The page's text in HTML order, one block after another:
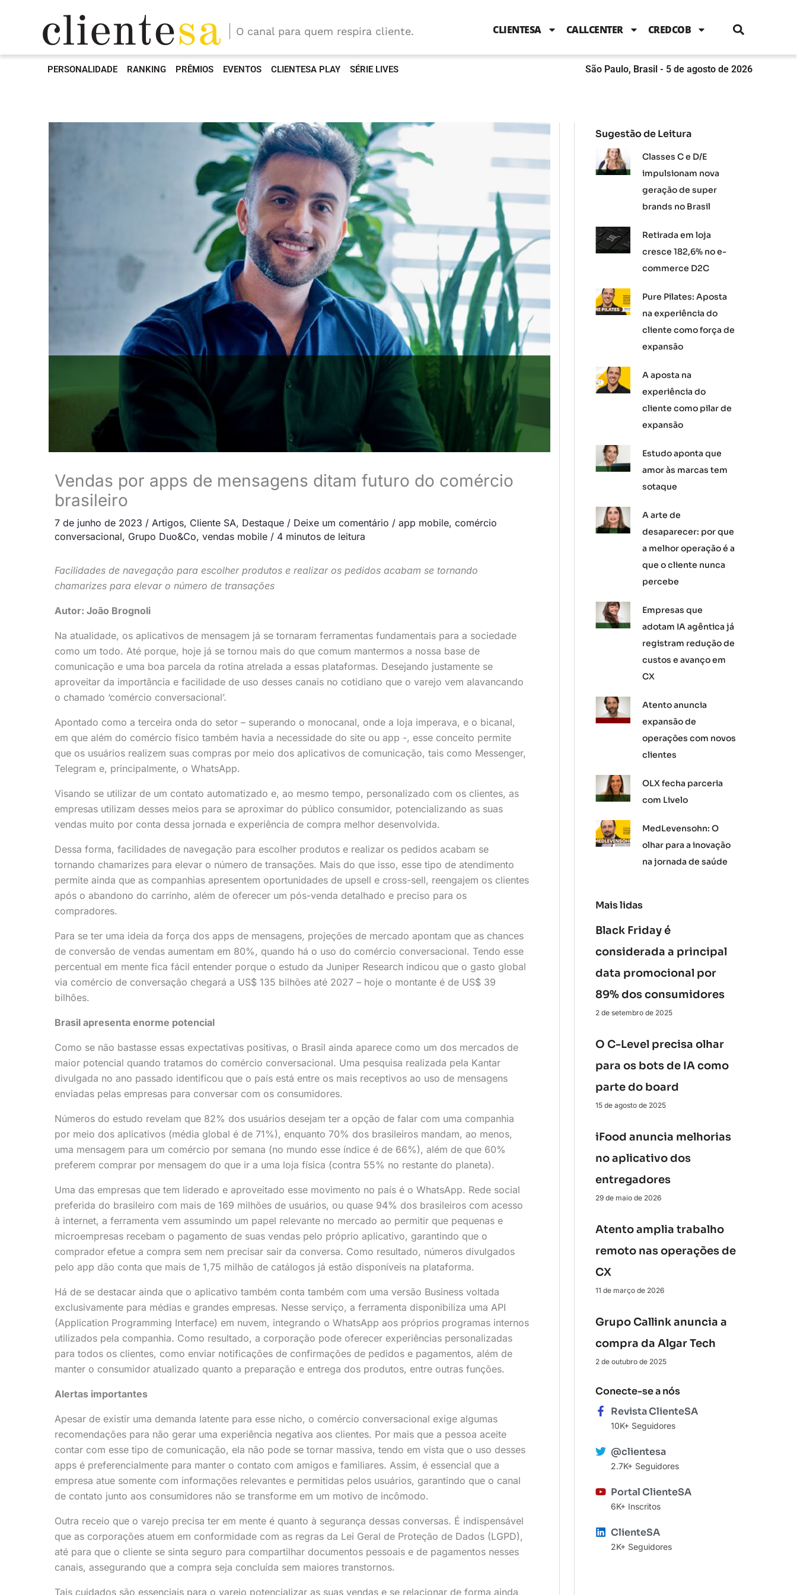
b
o
k
t
e
b
n
g
a
m
O canal para quem respira cliente. CLIENTESA CALLCENTER CREDCOB
PERSONALIDADE RANKING PRÊMIOS EVENTOS CLIENTESA PLAY SÉRIE LIVES São Paulo, Brasil - 5 de agosto de 2026
Vendas por apps de mensagens ditam futuro do comércio
brasileiro
7 de junho de 2023 / Artigos, Cliente SA, Destaque / Deixe um comentário / app mobile, comércio
conversacional, Grupo Duo&Co, vendas mobile / 4 minutos de leitura
Facilidades de navegação para escolher produtos e realizar os pedidos acabam se tornando
chamarizes para elevar o número de transações
Autor: João Brognoli
Na atualidade, os aplicativos de mensagem já se tornaram ferramentas fundamentais para a sociedade
como um todo. Até porque, hoje já se tornou mais do que comum mantermos a nossa base de
comunicação e uma boa parcela da rotina atrelada a essas plataformas. Desejando justamente se
aproveitar da importância e facilidade de uso desses canais no cotidiano que o varejo vem alavancando
o chamado ‘comércio conversacional’.
Apontado como a terceira onda do setor – superando o monocanal, onde a loja imperava, e o bicanal,
em que além do comércio físico também havia a necessidade do site ou app -, esse conceito permite
que os usuários realizem suas compras por meio dos aplicativos de comunicação, tais como Messenger,
Telegram e, principalmente, o WhatsApp.
Visando se utilizar de um contato automatizado e, ao mesmo tempo, personalizado com os clientes, as
empresas utilizam desses meios para se aproximar do público consumidor, potencializando as suas
vendas muito por conta dessa jornada e experiência de compra melhor desenvolvida.
Dessa forma, facilidades de navegação para escolher produtos e realizar os pedidos acabam se
tornando chamarizes para elevar o número de transações. Mais do que isso, esse tipo de atendimento
permite ainda que as companhias apresentem oportunidades de upsell e cross-sell, reengajem os clientes
após o abandono do carrinho, além de oferecer um pós-venda detalhado e preciso para os
compradores.
Para se ter uma ideia da força dos apps de mensagens, projeções de mercado apontam que as chances
de conversão de vendas aumentam em 80%, quando há o uso do comércio conversacional. Tendo esse
percentual em mente fica fácil entender porque o estudo da Juniper Research indicou que o gasto global
via comércio de conversação chegará a US$ 135 bilhões até 2027 – hoje o montante é de US$ 39
bilhões.
Brasil apresenta enorme potencial
Como se não bastasse essas expectativas positivas, o Brasil ainda aparece como um dos mercados de
maior potencial quando tratamos do comércio conversacional. Uma pesquisa realizada pela Kantar
divulgada no ano passado identificou que o país está entre os mais receptivos ao uso de mensagens
enviadas pelas empresas para conversar com os consumidores.
Números do estudo revelam que 82% dos usuários desejam ter a opção de falar com uma companhia
por meio dos aplicativos (média global é de 71%), enquanto 70% dos brasileiros mandam, ao menos,
uma mensagem para um comércio por semana (no mundo esse índice é de 66%), além de que 60%
preferem comprar por mensagem do que ir a uma loja física (contra 55% no restante do planeta).
Uma das empresas que tem liderado e aproveitado esse movimento no país é o WhatsApp. Rede social
preferida do brasileiro com mais de 169 milhões de usuários, ou quase 94% dos brasileiros com acesso
à internet, a ferramenta vem assumindo um papel relevante no mercado ao permitir que pequenas e
microempresas recebam o pagamento de suas vendas pelo próprio aplicativo, garantindo que o
comprador efetue a compra sem nem precisar sair da conversa. Como resultado, números divulgados
pelo app dão conta que mais de 1,75 milhão de catálogos já estão disponíveis na plataforma.
Há de se destacar ainda que o aplicativo também conta também com uma versão Business voltada
exclusivamente para médias e grandes empresas. Nesse serviço, a ferramenta disponibiliza uma API
(Application Programming Interface) em nuvem, integrando o WhatsApp aos próprios programas internos
utilizados pela companhia. Como resultado, a corporação pode oferecer experiências personalizadas
para todos os clientes, como enviar notificações de confirmações de pedidos e pagamentos, além de
manter o consumidor atualizado quanto a preparação e entrega dos produtos, entre outras funções.
Alertas importantes
Apesar de existir uma demanda latente para esse nicho, o comércio conversacional exige algumas
recomendações para não gerar uma experiência negativa aos clientes. Por mais que a pessoa aceite
contar com esse tipo de comunicação, ela não pode se tornar massiva, tendo em vista que o uso desses
apps é preferencialmente para manter o contato com amigos e familiares. Assim, é essencial que a
empresa atue somente com informações relevantes e permitidas pelos usuários, garantindo que o canal
de contato junto aos consumidores não se transforme em um motivo de incômodo.
Outra receio que o varejo precisa ter em mente é quanto à segurança dessas conversas. É indispensável
que as corporações atuem em conformidade com as regras da Lei Geral de Proteção de Dados (LGPD),
até para que o cliente se sinta seguro para compartilhar documentos pessoais e de pagamentos nesses
canais, assegurando que a compra seja concluída sem maiores transtornos.
Tais cuidados são essenciais para o varejo potencializar as suas vendas e se relacionar de forma ainda
Sugestão de Leitura
Classes C e D/E
impulsionam nova
geração de super
brands no Brasil
Retirada em loja
cresce 182,6% no e-
commerce D2C
Pure Pilates: Aposta
na experiência do
cliente como força de
expansão
A aposta na
experiência do
cliente como pilar de
expansão
Estudo aponta que
amor às marcas tem
sotaque
A arte de
desaparecer: por que
a melhor operação é a
que o cliente nunca
percebe
Empresas que
adotam IA agêntica já
registram redução de
custos e avanço em
CX
Atento anuncia
expansão de
operações com novos
clientes
OLX fecha parceria
com Livelo
MedLevensohn: O
olhar para a inovação
na jornada de saúde
Mais lidas
Black Friday é
considerada a principal
data promocional por
89% dos consumidores
2 de setembro de 2025
O C-Level precisa olhar
para os bots de IA como
parte do board
15 de agosto de 2025
iFood anuncia melhorias
no aplicativo dos
entregadores
29 de maio de 2026
Atento amplia trabalho
remoto nas operações de
CX
11 de março de 2026
Grupo Callink anuncia a
compra da Algar Tech
2 de outubro de 2025
Conecte-se a nós
Revista ClienteSA
10K+ Seguidores
@clientesa
2.7K+ Seguidores
Portal ClienteSA
6K+ Inscritos
ClienteSA
2K+ Seguidores